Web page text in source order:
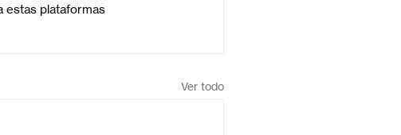
estas plataformas
Ver todo